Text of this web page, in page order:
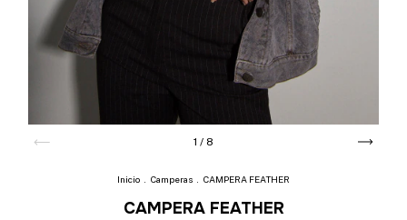
1 / 8
Inicio Camperas CAMPERA FEATHER
CAMPERA FEATHER